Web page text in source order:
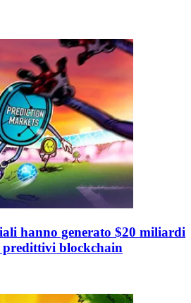
hanno generato $20 miliardi
blockchain